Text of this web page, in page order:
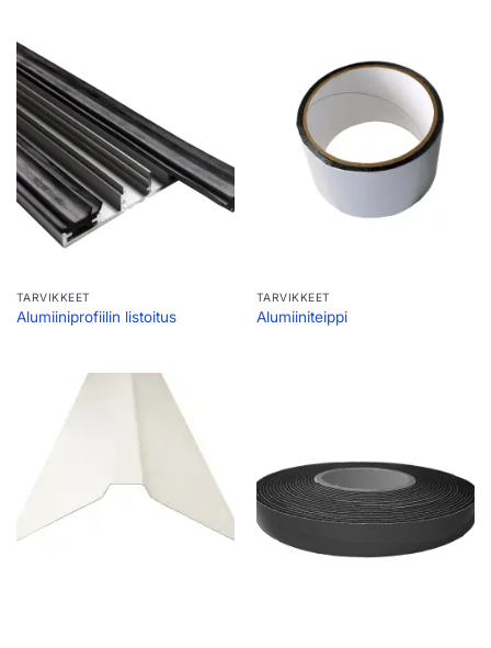
TARVIKKEET
Alumiiniprofiilin listoitus
TARVIKKEET
Alumiiniteippi